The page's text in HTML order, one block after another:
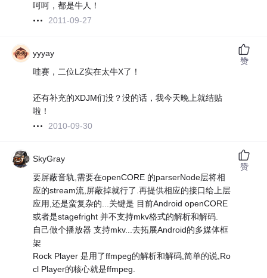
呵呵，都是牛人！
2011-09-27
yyyay
哇赛，二位LZ实在太牛X了！
还有补充的XDJM们没？没的话，我今天晚上就结贴
啦！
2010-09-30
赞
SkyGray
要屏蔽音轨,需要在openCORE 的parserNode层将相
应的stream流,屏蔽掉就行了.再提供相应的接口给上层
应用,还是蛮复杂的...关键是 目前Android openCORE
或者是stagefright 并不支持mkv格式的解析和解码.
自己做个播放器 支持mkv...去拓展Android的多媒体框
架
Rock Player 是用了ffmpeg的解析和解码,简单的说,Ro
cl Player的核心就是ffmpeg.
赞